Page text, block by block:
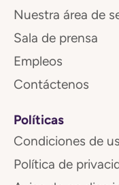
Nuestra área de
Sala de prensa
Empleos
Contáctenos
Políticas
Condiciones de
Política de